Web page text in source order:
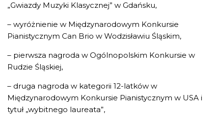
„Gwiazdy Muzyki Klasycznej” w Gdańsku,
– wyróżnienie w Międzynarodowym Konkursie
Pianistycznym Can Brio w Wodzisławiu Śląskim,
– pierwsza nagroda w Ogólnopolskim Konkursie w
Rudzie Śląskiej,
– druga nagroda w kategorii 12-latków w
Międzynarodowym Konkursie Pianistycznym w USA i
tytuł „wybitnego laureata”,